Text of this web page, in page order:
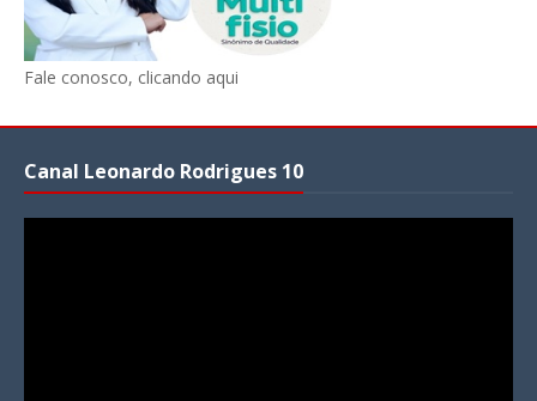
Fale conosco, clicando aqui
Canal Leonardo Rodrigues 10